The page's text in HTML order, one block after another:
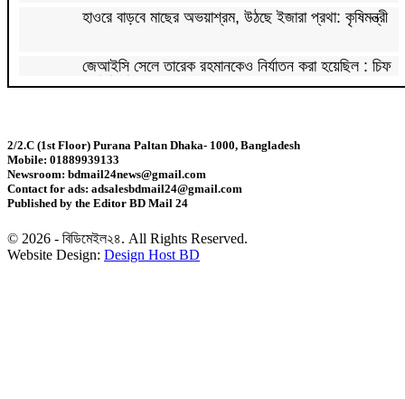
হাওরে বাড়বে মাছের অভয়াশ্রম, উঠছে ইজারা প্রথা: কৃষিমন্ত্রী
জেআইসি সেলে তারেক রহমানকেও নির্যাতন করা হয়েছিল : চিফ
প্রসিকিউটর
২০২৭ সালের রমজান ও ঈদের সম্ভাব্য তারিখ জানা গেল
‘শেখ হাসিনা কার্ড’ নিয়ে ভারত বন্ধুত্ব চাইতে পারে না:
স্বরাষ্ট্রমন্ত্রী
সাড়ে ৬ বছরে মোটরসাইকেল দুর্ঘটনায় নিহত ১৫ হাজার ৭১২
2/2.C (1st Floor) Purana Paltan Dhaka- 1000, Bangladesh
Mobile: 01889939133
Newsroom: bdmail24news@gmail.com
Contact for ads: adsalesbdmail24@gmail.com
Published by the Editor BD Mail 24
© 2026 - বিডিমেইল২৪. All Rights Reserved.
Website Design: Design Host BD